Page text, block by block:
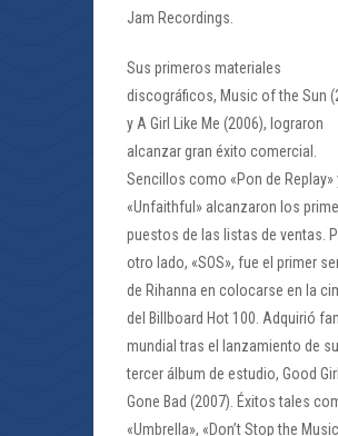
Jam Recordings.
Sus primeros materiales
discográficos, Music of the Sun
y A Girl Like Me (2006), lograron
alcanzar gran éxito comercial.
Sencillos como «Pon de Replay»
«Unfaithful» alcanzaron los
puestos de las listas de ventas.
otro lado, «SOS», fue el primer
de Rihanna en colocarse en la
del Billboard Hot 100. Adquirió
mundial tras el lanzamiento de su
tercer álbum de estudio, Good Girl
Gone Bad (2007). Éxitos tales
«Umbrella», «Don’t Stop the